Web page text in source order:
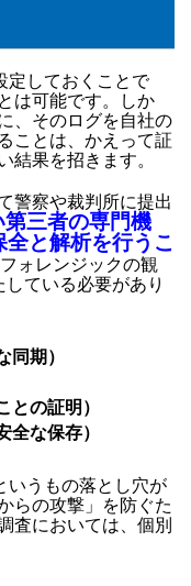
定しておくことで
は可能です。しか
、そのログを自社の
ことは、かえって証
結果を招きます。
警察や裁判所に提出
第三者の専門機
と解析を行うこ
ォレンジックの観
ている必要があり
同期）
との証明）
全な保存）
いうもの落とし穴が
らの攻撃」を防ぐた
査においては、個別